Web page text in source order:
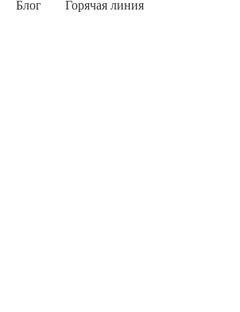
Блог Горячая линия